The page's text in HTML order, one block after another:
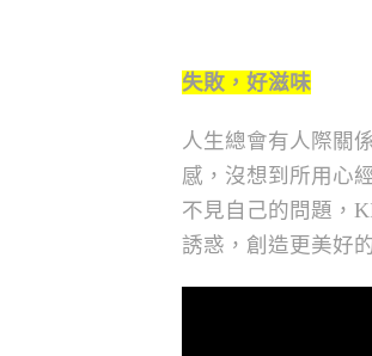
失敗，好滋味
人生總會有人際關
感，沒想到所用心
不見自己的問題，
誘惑，創造更美好